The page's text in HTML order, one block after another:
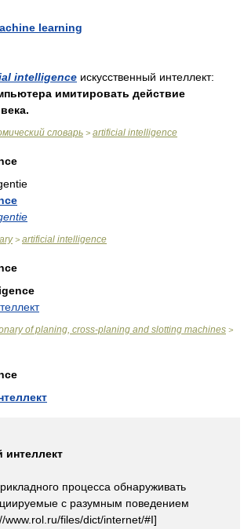
learning
intelligence искусственный интеллект:
имитировать действие
словарь > artificial intelligence
> artificial intelligence
of planing, cross-planing and slotting machines >
интеллект
процесса обнаруживать
с разумным поведением
www.rol.ru/files/dict/internet/#I]